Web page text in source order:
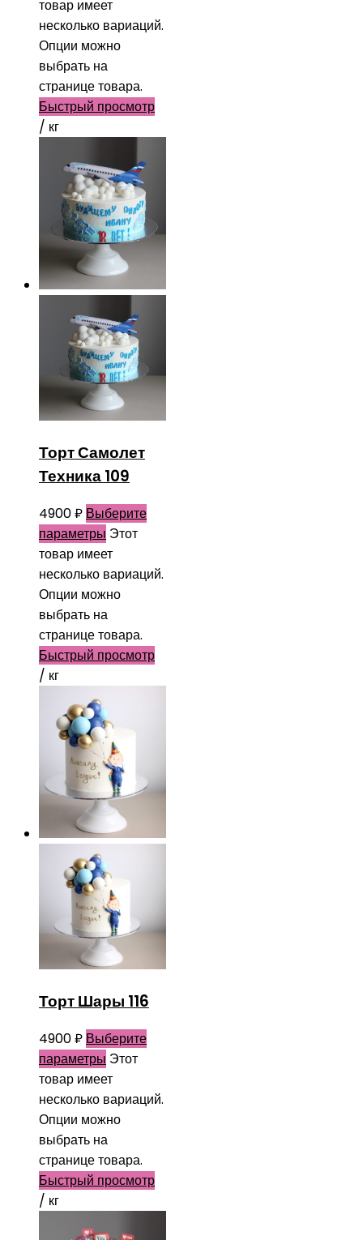
товар имеет
несколько вариаций.
Опции можно
выбрать на
странице товара.
Быстрый просмотр
/ кг
Торт Самолет
Техника 109
4900₽ Выберите
параметры Этот
товар имеет
несколько вариаций.
Опции можно
выбрать на
странице товара.
Быстрый просмотр
/ кг
Торт Шары 116
4900₽ Выберите
параметры Этот
товар имеет
несколько вариаций.
Опции можно
выбрать на
странице товара.
Быстрый просмотр
/ кг